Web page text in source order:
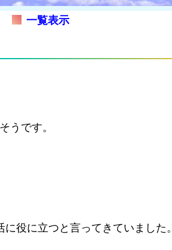
一覧表示
うです。
役に立つと言ってきていました。